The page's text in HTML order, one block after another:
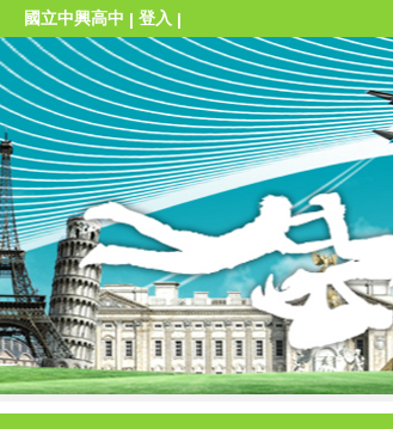
國立中興高中 | 登入 |